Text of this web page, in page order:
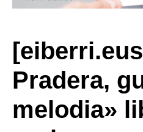
Pradera,
melodia»